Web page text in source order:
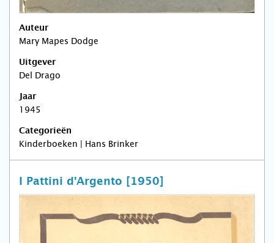
Auteur
Mary Mapes Dodge
Uitgever
Del Drago
Jaar
1945
Categorieën
Kinderboeken | Hans Brinker
I Pattini d'Argento [1950]